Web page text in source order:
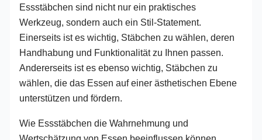
Essstäbchen sind nicht nur ein praktisches
Werkzeug, sondern auch ein Stil-Statement.
Einerseits ist es wichtig, Stäbchen zu wählen, deren
Handhabung und Funktionalität zu Ihnen passen.
Andererseits ist es ebenso wichtig, Stäbchen zu
wählen, die das Essen auf einer ästhetischen Ebene
unterstützen und fördern.
Wie Essstäbchen die Wahrnehmung und